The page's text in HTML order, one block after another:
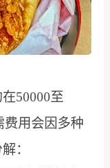
50000至
费用会因多种
：